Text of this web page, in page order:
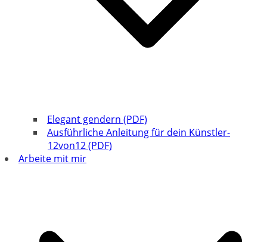
Elegant gendern (PDF)
Ausführliche Anleitung für dein Künstler-
12von12 (PDF)
Arbeite mit mir